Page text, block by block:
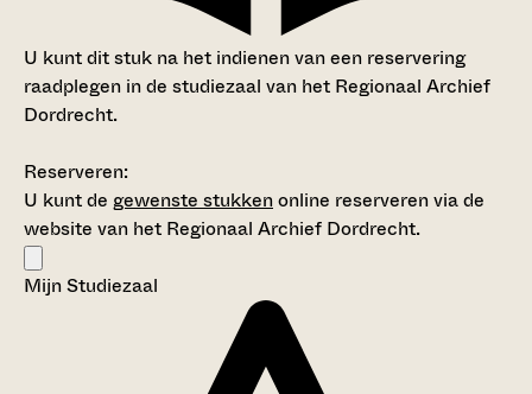
U kunt dit stuk na het indienen van een reservering
raadplegen in de studiezaal van het Regionaal Archief
Dordrecht.
Reserveren:
U kunt de gewenste stukkenonline reserveren via de
website van het Regionaal Archief Dordrecht.
Mijn Studiezaal